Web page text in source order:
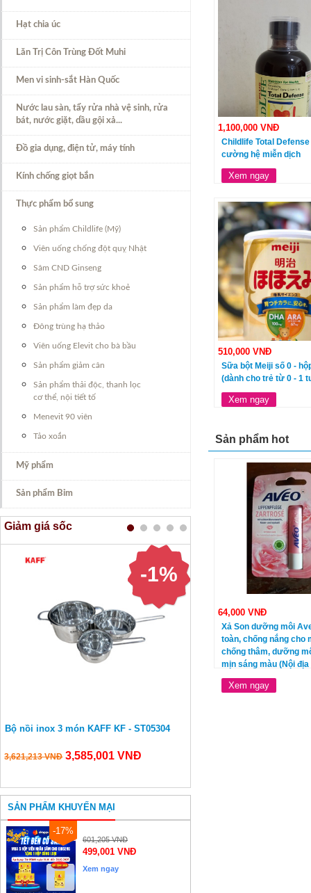
Hạt chia úc
Lăn Trị Côn Trùng Đốt Muhi
Men vi sinh-sắt Hàn Quốc
Nước lau sàn, tẩy rửa nhà vệ sinh, rửa
bát, nước giặt, dầu gội xả...
Đồ gia dụng, điện tử, máy tính
Kính chống giọt bắn
Thực phẩm bổ sung
Sản phẩm Childlife (Mỹ)
Viên uống chống đột quỵ Nhật
Sâm CND Ginseng
Sản phẩm hỗ trợ sức khoẻ
Sản phẩm làm đẹp da
Đông trùng hạ thảo
Viên uống Elevit cho bà bầu
Sản phẩm giảm cân
Sản phẩm thải độc, thanh lọc
cơ thể, nội tiết tố
Menevit 90 viên
Tảo xoắn
Mỹ phẩm
Sản phẩm Bỉm
Giảm giá sốc
-1%
Bộ nồi inox 3 món KAFF KF - ST05304
3,621,213 VNĐ 3,585,001 VNĐ
SẢN PHẨM KHUYẾN MẠI
601,205 VNĐ
499,001 VNĐ
-17%
Xem ngay
1,100,000 VNĐ
Childlife Total
cường hệ miễn dịch
Xem ngay
510,000 VNĐ
Sữa bột Meiji số 0 -
(dành cho trẻ từ 0 - 1
Xem ngay
Sản phẩm hot
64,000 VNĐ
Xả Son dưỡng môi
toàn, chống nắng cho
chống thâm, dưỡng
mịn sáng màu (Nội
Xem ngay